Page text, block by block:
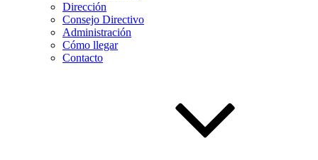
Dirección
Consejo Directivo
Administración
Cómo llegar
Contacto